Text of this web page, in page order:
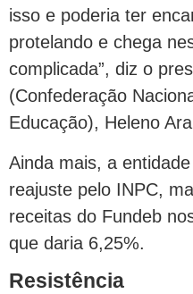
isso e poderia ter
protelando e chega
complicada”, diz o
(Confederação
Educação), Heleno
Ainda mais, a
reajuste pelo INPC,
receitas do Fundeb
que daria 6,25%.
Resistência